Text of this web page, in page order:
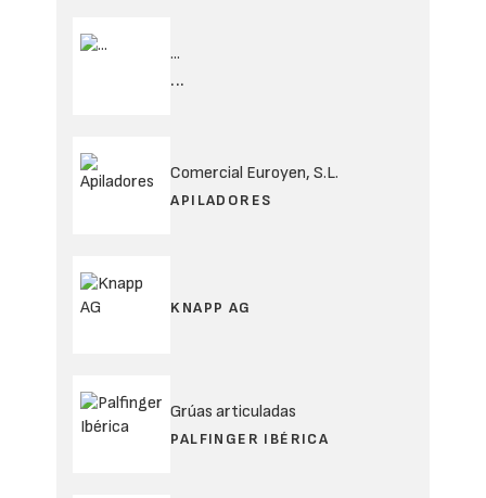
...
...
Comercial Euroyen, S.L.
APILADORES
KNAPP AG
Grúas articuladas
PALFINGER IBÉRICA